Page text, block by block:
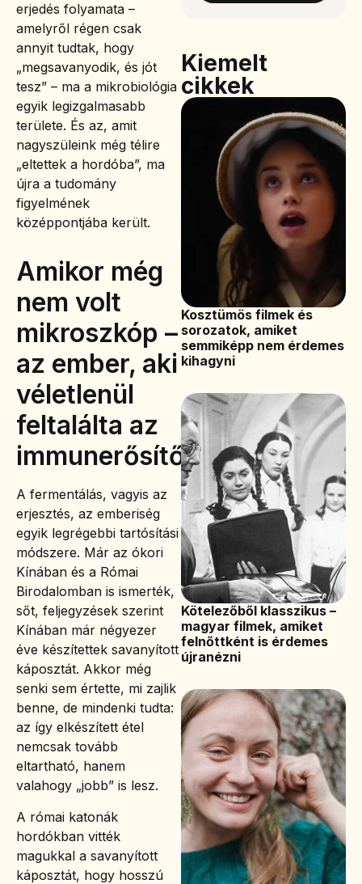
erjedés folyamata –
amelyről régen csak
annyit tudtak, hogy
„megsavanyodik, és jót
tesz” – ma a mikrobiológia
egyik legizgalmasabb
területe. És az, amit
nagyszüleink még télire
„eltettek a hordóba”, ma
újra a tudomány
figyelmének
középpontjába került.
Amikor még
nem volt
mikroszkóp –
az ember, aki
véletlenül
feltalálta az
immunerősítőt
A fermentálás, vagyis az
erjesztés, az emberiség
egyik legrégebbi tartósítási
módszere. Már az ókori
Kínában és a Római
Birodalomban is ismerték,
sőt, feljegyzések szerint
Kínában már négyezer
éve készítettek savanyított
káposztát. Akkor még
senki sem értette, mi zajlik
benne, de mindenki tudta:
az így elkészített étel
nemcsak tovább
eltartható, hanem
valahogy „jobb” is lesz.
A római katonák
hordókban vitték
magukkal a savanyított
káposztát, hogy hosszú
Kiemelt
cikkek
Kosztümös filmek és
sorozatok, amiket
semmiképp nem érdemes
kihagyni
Kötelezőből klasszikus –
magyar filmek, amiket
felnőttként is érdemes
újranézni